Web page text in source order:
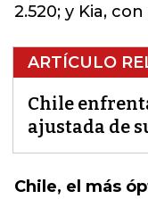
2.520; y Kia,
ARTÍCULO
Chile
ajustada de
Chile, el más